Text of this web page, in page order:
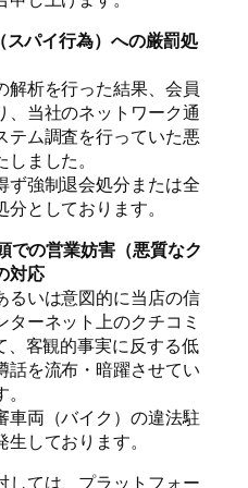
スパイ行為）への厳罰処
解析を行った結果、会員
、当社のネットワーク通
テム調査を行っていた悪
ました。
ず強制退会処分または全
としております。
での営業妨害（悪質なク
対応
るいは意図的に当店の信
ーネット上のクチコミ
、客観的事実に反する低
話を流布・暗躍させてい
車両（バイク）の違法駐
しております。
しては、プラットフォー